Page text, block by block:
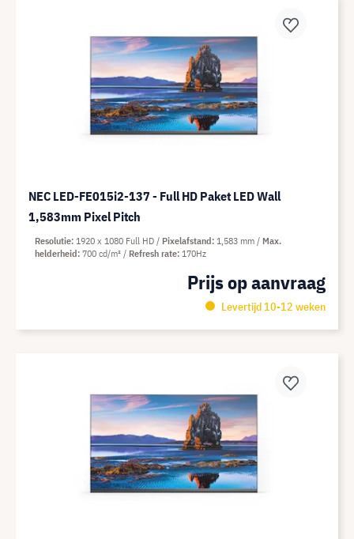
NEC LED-FE015i2-137 - Full HD Paket LED Wall
1,583mm Pixel Pitch
Prijs op aanvraag
Levertijd 10-12 weken
Resolutie 1920 x 1080 Full HD Pixelafstand 1,583 mm
Max.
helderheid 700 cd/m² Refresh rate 170Hz